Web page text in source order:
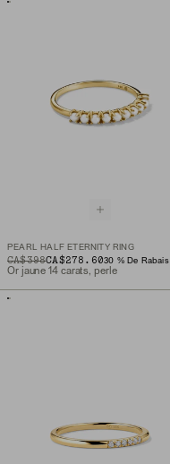
PEARL HALF ETERNITY RING
ORIGINAL PRICE
CA$398
SALE PRICECA$278.6030 % De Rabais
Or jaune 14 carats, perle